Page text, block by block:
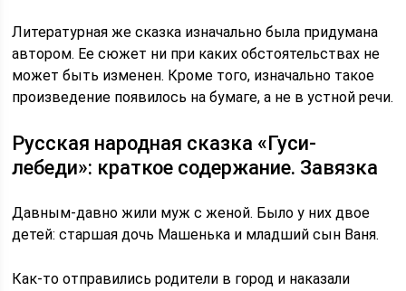
Литературная же сказка изначально была придумана
автором. Ее сюжет ни при каких обстоятельствах не
может быть изменен. Кроме того, изначально такое
произведение появилось на бумаге, а не в устной речи.
Русская народная сказка «Гуси-
лебеди»: краткое содержание. Завязка
Давным-давно жили муж с женой. Было у них двое
детей: старшая дочь Машенька и младший сын Ваня.
Как-то отправились родители в город и наказали